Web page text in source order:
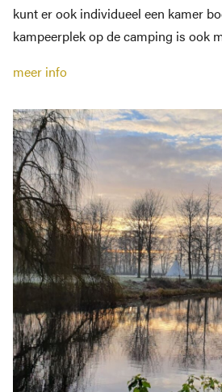
kunt er ook individueel een kamer
kampeerplek op de camping is ook
meer info